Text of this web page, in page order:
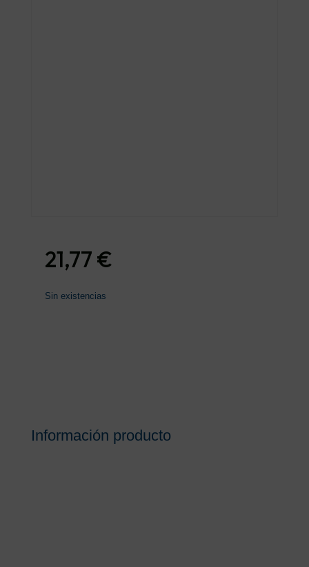
21,77 €
Sin existencias
Información producto